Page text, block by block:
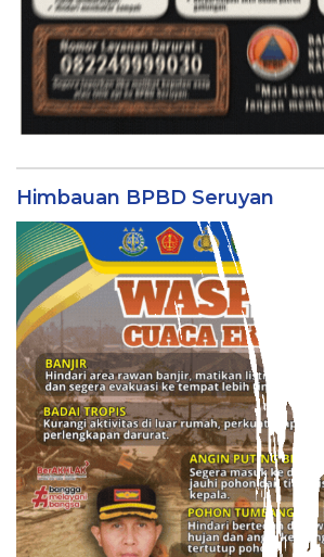
Himbauan BPBD Seruyan